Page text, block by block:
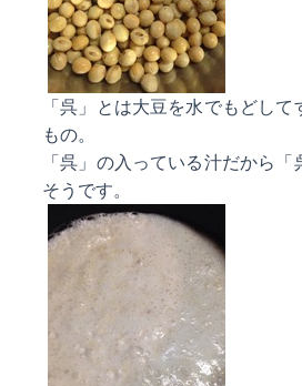
「呉」
とは大豆を水でもどして
もの。
「呉」 の入っている汁だから 「
そうです。